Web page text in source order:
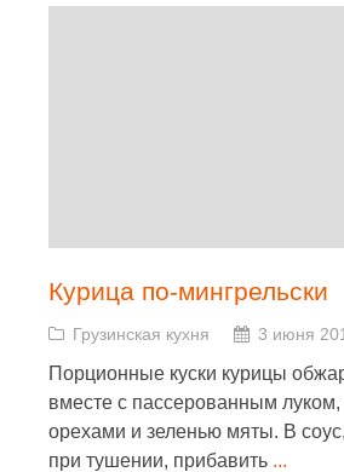
Курица по-мингрельски
Грузинская кухня 3 июня
Порционные куски курицы
вместе с пассерованным
орехами и зеленью мяты. В
при тушении, прибавить ...